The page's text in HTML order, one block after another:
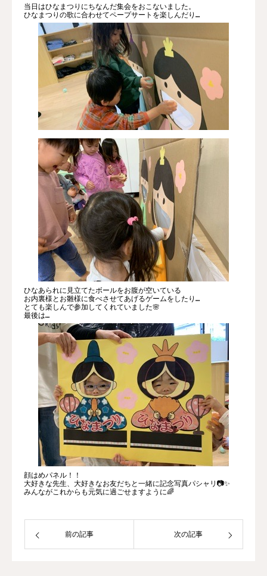
当日はひなまつりにちなんだ集会をおこないました。
ひなまつりの歌に合わせてペープサートを楽しんだり…
ひなあられに見立てたボールをお腹が空いている
お内裏様とお雛様に食べさせてあげるゲームをしたり…
とても楽しんで参加してくれていました🌸
最後は…
顔はめパネル！！
大好きな先生、大好きなお友だちと一緒に記念写真パシャリ📷✨
みんながこれからも元気に過ごせますように🌈
前の記事 次の記事